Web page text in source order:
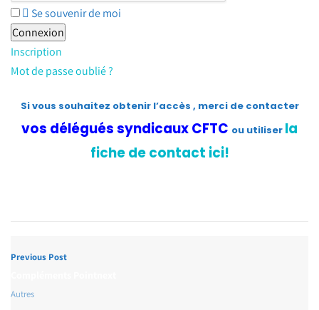
Se souvenir de moi
Inscription
Mot de passe oublié ?
Si vous souhaitez obtenir l’accès , merci de contacter
vos délégués syndicaux CFTC ou utiliser la
fiche de contact ici!
Previous Post
Autres